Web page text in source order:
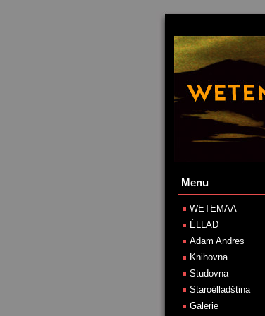
Menu
WETEMAA
ÉLLAD
Adam Andres
Knihovna
Studovna
Staroélladština
Galerie